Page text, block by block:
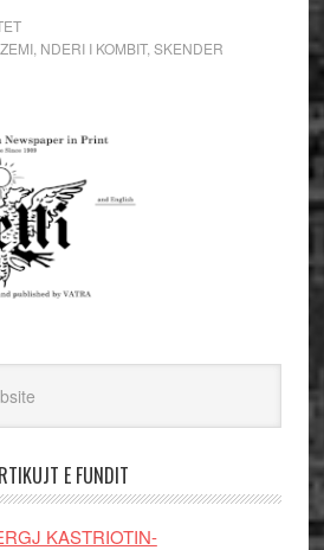
, NDERI I KOMBIT, SKENDER
E FUNDIT
KASTRIOTIN-